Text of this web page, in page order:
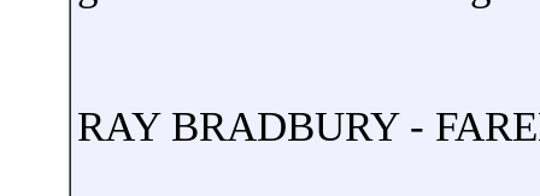
RAY BRADBURY -